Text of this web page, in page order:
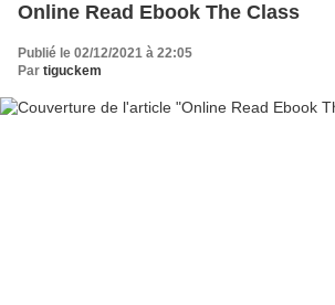
Online Read Ebook The Class
Publié le 02/12/2021 à 22:05
Par tiguckem